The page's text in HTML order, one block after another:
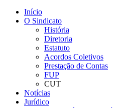
Início
O Sindicato
História
Diretoria
Estatuto
Acordos Coletivos
Prestação de Contas
FUP
CUT
Notícias
Jurídico